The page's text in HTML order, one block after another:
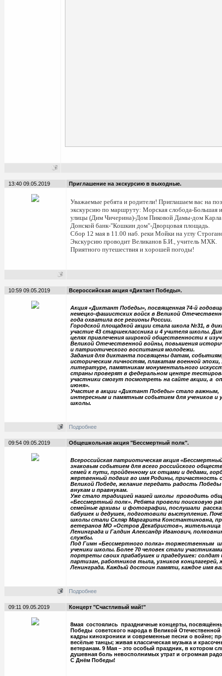
13:40 09.05.2019 Приглашение на экскурсию в выходные.
Уважаемые ребята и родители! Приглашаем вас на
экскурсию по маршруту: Морская слобода-Большая
улицы (Дим Чичерина)-Дом Пиковой Дамы-дом
Донской банк-"Кошкин дом"-Дворцовая площадь.
Сбор 12 мая в 11.00 наб. реки Мойки на углу
Экскурсию проводит Великанов Б.И., учитель МХК.
Приятного путешествия и хорошей погоды!
10:59 09.05.2019 Всероссийская акция «Диктант Победы».
Акция «Диктант Победы», посвященная 74-й
немецко-фашистских войск в Великой
года охватила все регионы России.
Городской площадкой акции стала школа №31, в
участие 43 старшеклассника и 4 учителя школы.
целях привлечения широкой общественности к
Великой Отечественной войны, повышения
и патриотического воспитания молодежи.
Задания для диктанта посвящены датам,
историческим личностям, плакатам военной эпохи,
литературе, памятникам монументального
страны проверят в федеральном центре
участники смогут посмотреть на сайте акции, а
июня».
Участие в акции «Диктант Победы» стало
интересным и памятным событием для учеников и
школы.
Подробнее
09:54 09.05.2019 Общешкольная акция "Бессмертный полк".
Всероссийская патриотическая акция
знаковым событием для всего российского
семей к пути, пройденному их отцами и дедами,
жертвенный подвиг во имя Родины, причастность
Великой Победе, желание передать радость
внукам и правнукам.
Уже стало традицией нашей школы проводить
«Бессмертный полк». Ребята провели поисковую
семейные архивы и фотографии, послушали
бабушек и дедушек, подготовили выступление.
школы стали Скляр Маргарита Константиновна,
ветеранов МО «Остров Декабристов», жительница
Ленинграда и Галдин Александр Иванович,
службы.
Под Гимн «Бессмертного полка» торжественным
ученики школы. Более 70 человек стали
портреты своих прабабушек и прадедушек: солдат
партизан, работников тыла, узников концлагерей,
Ленинграда. Каждый достоин памяти, каждое имя
Подробнее
09:11 09.05.2019 Концерт "Счастливый май!"
8мая состоялись праздничные концерты,
Победы советского народа в Великой
кадры кинохроники и современные песни о войне;
весёлые танцы; живая классическая музыка и
ветеранам. 9 Мая – это особый праздник, в котором
душевная боль невосполнимых утрат и огромная
С Днём Победы!